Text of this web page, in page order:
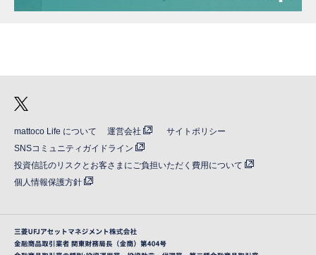
mattoco Life について 運営会社
サイトポリシー
SNSコミュニティガイドライン
投資信託のリスクとお客さまにご負担いただく費用について
個人情報保護方針